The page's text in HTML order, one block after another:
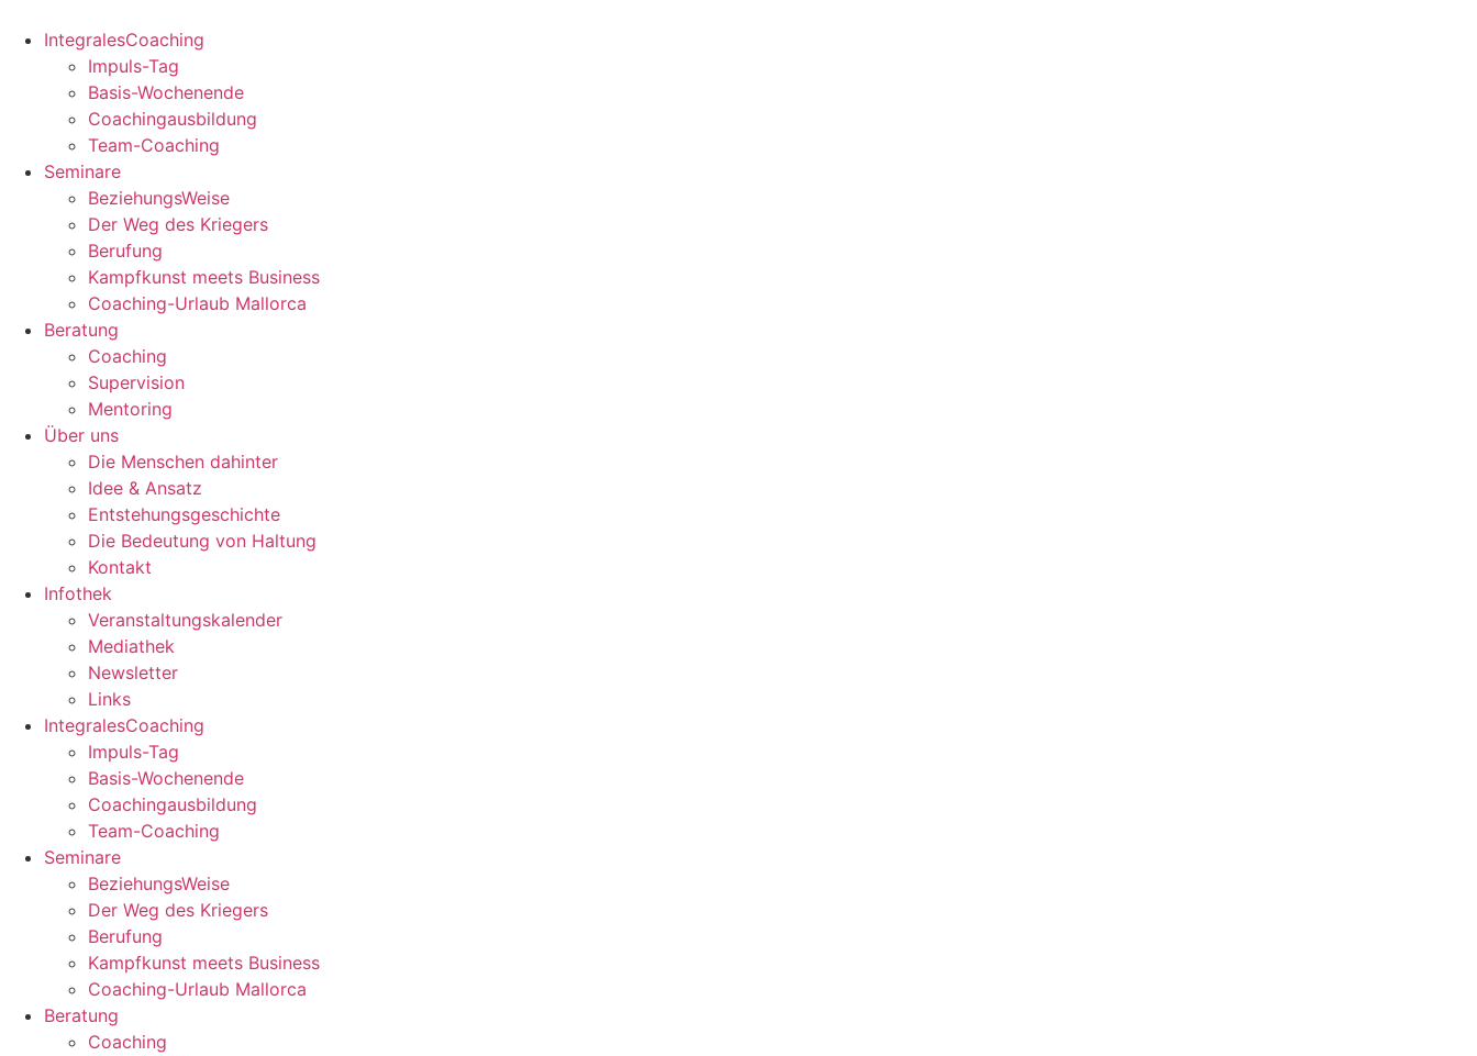
Inhalt
springen
IntegralesCoaching
Impuls-Tag
Basis-Wochenende
Coachingausbildung
Team-Coaching
Seminare
BeziehungsWeise
Der Weg des Kriegers
Berufung
Kampfkunst meets Business
Coaching-Urlaub Mallorca
Beratung
Coaching
Supervision
Mentoring
Über uns
Die Menschen dahinter
Idee & Ansatz
Entstehungsgeschichte
Die Bedeutung von Haltung
Kontakt
Infothek
Veranstaltungskalender
Mediathek
Newsletter
Links
IntegralesCoaching
Impuls-Tag
Basis-Wochenende
Coachingausbildung
Team-Coaching
Seminare
BeziehungsWeise
Der Weg des Kriegers
Berufung
Kampfkunst meets Business
Coaching-Urlaub Mallorca
Beratung
Coaching